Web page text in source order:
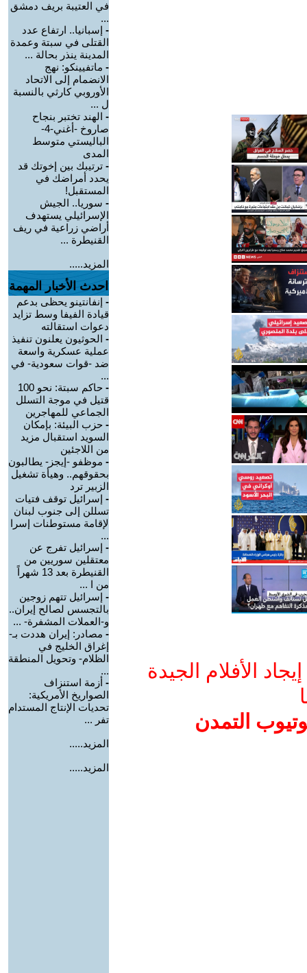
الأفلام الجيدة
التمدن
في العتيبة بريف دمشق
...
- إسبانيا.. ارتفاع عدد
القتلى في سبتة وعمدة
المدينة ينذر بحالة ...
- ماتفيينكو: نهج
الانضمام إلى الاتحاد
الأوروبي كارثي بالنسبة
ل ...
- الهند تختبر بنجاح
صاروخ -أغني-4-
الباليستي متوسط
المدى
- ترتيبك بين إخوتك قد
يحدد أمراضك في
المستقبل!
- سوريا.. الجيش
الإسرائيلي يستهدف
أراضي زراعية في ريف
القنيطرة ...
المزيد.....
احدث الأخبار المهمة
- إنفانتينو يحظى بدعم
قيادة الفيفا وسط تزايد
دعوات استقالته
- الحوثيون يعلنون تنفيذ
عملية عسكرية واسعة
ضد -قوات سعودية- في
...
-
حاكم سبتة: نحو 100
قتيل في موجة التسلل
الجماعي للمهاجرين
- حزب البيئة: بإمكان
السويد استقبال مزيد
من اللاجئين
- موظفو -إيجز- يطالبون
بحقوقهم.. وهيأة تشغيل
الزبير ترد
- إسرائيل توقف فتيات
تسللن إلى جنوب لبنان
لإقامة مستوطنات إسرا
...
- إسرائيل تفرج عن
معتقلين سوريين من
القنيطرة بعد 13 شهراً
من ا ...
- إسرائيل تتهم زوجين
بالتجسس لصالح إيران..
و-العملات المشفرة- ...
- مصادر: إيران هددت بـ-
إغراق الخليج في
الظلام- وتحويل المنطقة
...
- أزمة استنزاف
الصواريخ الأمريكية:
تحديات الإنتاج المستدام
تفر ...
المزيد.....
المزيد.....